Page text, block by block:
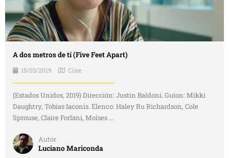
A dos metros de tí (Five Feet Apart)
15/03/2019 Cine
(Estados Unidos, 2019) Dirección: Justin Baldoni. Guion: Mikki
Daughtry, Tobias Iaconis. Elenco: Haley Ru Richardson, Cole
Sprouse, Claire Forlani, Moises ...
Autor
Luciano Mariconda